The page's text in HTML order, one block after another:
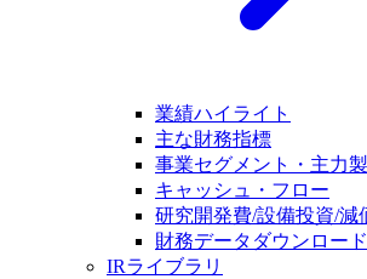
業績ハイライト
主な財務指標
事業セグメント・主力
キャッシュ・フロー
研究開発費/設備投資/減
財務データダウンロード
IRライブラリ